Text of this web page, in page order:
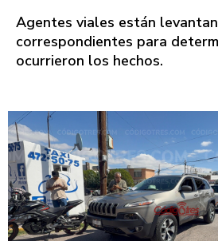
Agentes viales están
correspondientes para
ocurrieron los hechos.